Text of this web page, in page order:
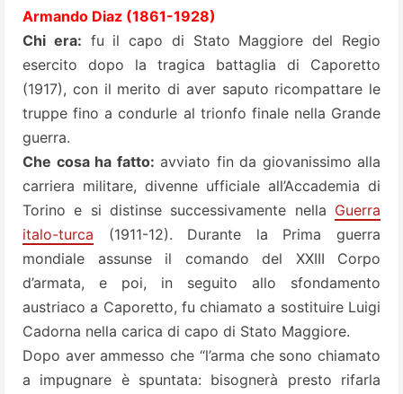
Armando Diaz (1861-1928)
Chi era: fu il capo di Stato Maggiore del Regio
esercito dopo la tragica battaglia di Caporetto
(1917), con il merito di aver saputo ricompattare le
truppe fino a condurle al trionfo finale nella Grande
guerra.
Che cosa ha fatto: avviato fin da giovanissimo alla
carriera militare, divenne ufficiale all’Accademia di
Torino e si distinse successivamente nella Guerra
italo-turca (1911-12). Durante la Prima guerra
mondiale assunse il comando del XXIII Corpo
d’armata, e poi, in seguito allo sfondamento
austriaco a Caporetto, fu chiamato a sostituire Luigi
Cadorna nella carica di capo di Stato Maggiore.
Dopo aver ammesso che “l’arma che sono chiamato
a impugnare è spuntata: bisognerà presto rifarla